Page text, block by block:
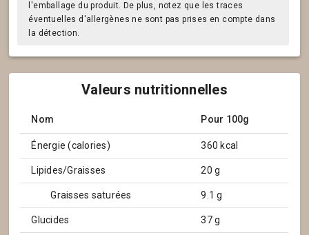
l'emballage du produit. De plus, notez que les traces
éventuelles d'allergènes ne sont pas prises en compte dans
la détection.
Valeurs nutritionnelles
Nom Pour 100g
Énergie (calories) 360 kcal
Lipides/Graisses 20 g
Graisses saturées 9.1 g
Glucides 37 g